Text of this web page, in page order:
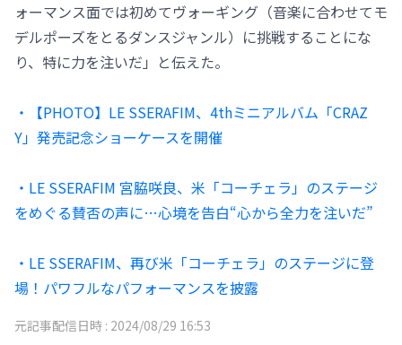
ォーマンス面では初めてヴォーギング（音楽に合わせてモ
デルポーズをとるダンスジャンル）に挑戦することにな
り、特に力を注いだ」と伝えた。
・【PHOTO】LE SSERAFIM、4thミニアルバム「CRAZ
Y」発売記念ショーケースを開催
・LE SSERAFIM 宮脇咲良、米「コーチェラ」のステージ
をめぐる賛否の声に…心境を告白“心から全力を注いだ”
・LE SSERAFIM、再び米「コーチェラ」のステージに登
場！パワフルなパフォーマンスを披露
元記事配信日時 : 2024/08/29 16:53